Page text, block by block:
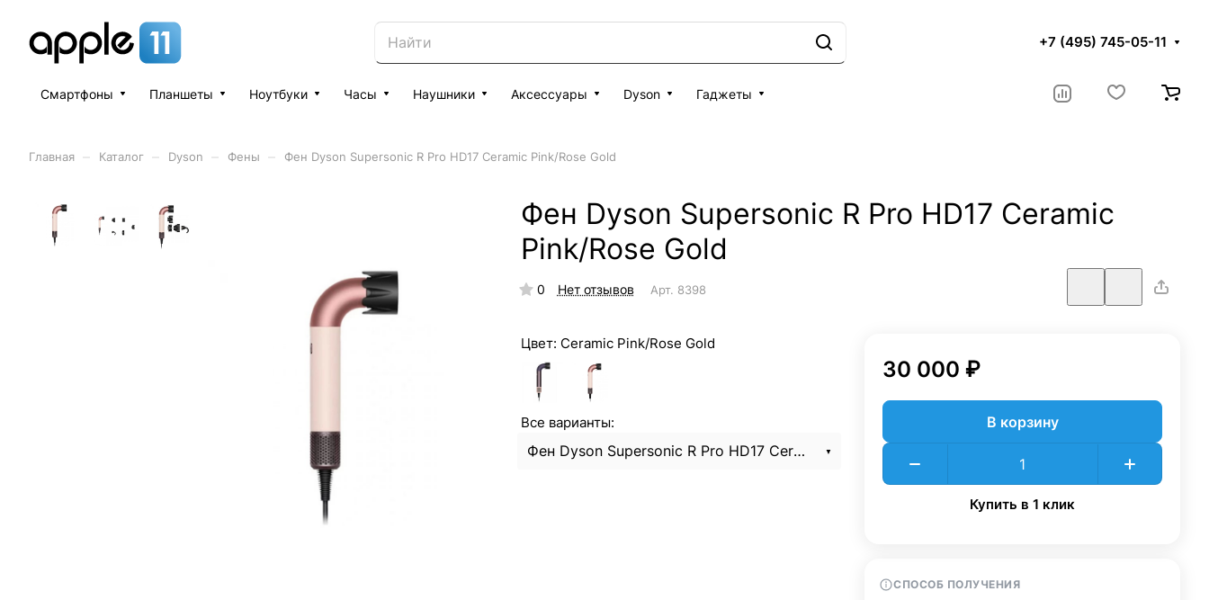
+7 (495) 745-05-11
Смартфоны Планшеты Ноутбуки Часы Наушники Аксессуары Dyson Гаджеты
Главная Каталог Dyson Фены Фен Dyson Supersonic R Pro HD17 Ceramic Pink/Rose Gold
Фен Dyson Supersonic R Pro HD17 Ceramic
Pink/Rose Gold
0 Нет отзывов Арт. 8398
Цвет: Ceramic Pink/Rose Gold
Все варианты:
Фен Dyson Supersonic R Pro HD17 Ceramic Pink/Rose Gold
30 000 ₽
В корзину
Купить в 1 клик
СПОСОБ ПОЛУЧЕНИЯ